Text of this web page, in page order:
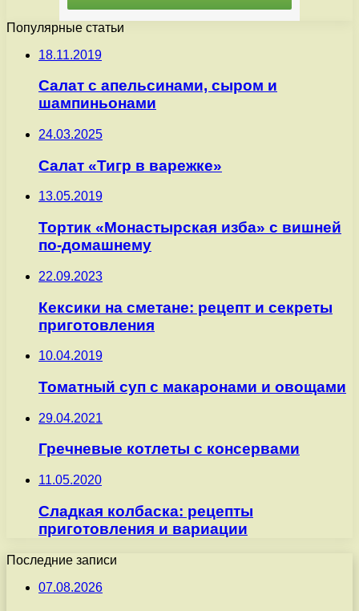
Популярные статьи
18.11.2019
Салат с апельсинами, сыром и
шампиньонами
24.03.2025
Салат «Тигр в варежке»
13.05.2019
Тортик «Монастырская изба» с вишней
по-домашнему
22.09.2023
Кексики на сметане: рецепт и секреты
приготовления
10.04.2019
Томатный суп с макаронами и овощами
29.04.2021
Гречневые котлеты с консервами
11.05.2020
Сладкая колбаска: рецепты
приготовления и вариации
Последние записи
07.08.2026